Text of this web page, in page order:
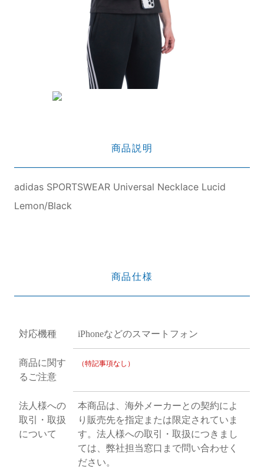
商品説明
adidas SPORTSWEAR Universal Necklace Lucid
Lemon/Black
商品仕様
対応機種 iPhoneなどのスマートフォン
商品に関す
るご注意
（特記事項なし）
法人様への
取引・取扱
について
本商品は、海外メーカーとの契約によ
り販売先を指定または限定されていま
す。法人様への取引・取扱につきまし
ては、弊社担当窓口まで問い合わせく
ださい。